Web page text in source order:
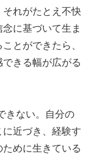
れがたとえ不快
に基づいて生ま
とができたら、
きる幅が広がる
きない。自分の
近づき、経験す
めに生きている